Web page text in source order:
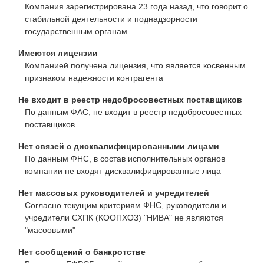
Компания зарегистрирована 23 года назад, что говорит о
стабильной деятельности и поднадзорности
государственным органам
Имеются лицензии
Компанией получена лицензия, что является косвенным
признаком надежности контрагента
Не входит в реестр недобросовестных поставщиков
По данным ФАС, не входит в реестр недобросовестных
поставщиков
Нет связей с дисквалифицированными лицами
По данным ФНС, в состав исполнительных органов
компании не входят дисквалифицированные лица
Нет массовых руководителей и учредителей
Согласно текущим критериям ФНС, руководители и
учредители СХПК (КООПХОЗ) "НИВА" не являются
"масоовыми"
Нет сообщений о банкротстве